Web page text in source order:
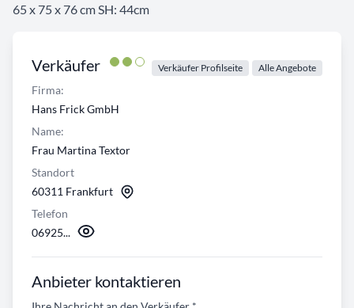
Verkäufer Verkäufer Profilseite Alle Angebote
Firma:
Hans Frick GmbH
Name:
Frau Martina Textor
Standort
60311 Frankfurt
Telefon
06925...
Anbieter kontaktieren
65 x 75 x 76 cm SH: 44cm